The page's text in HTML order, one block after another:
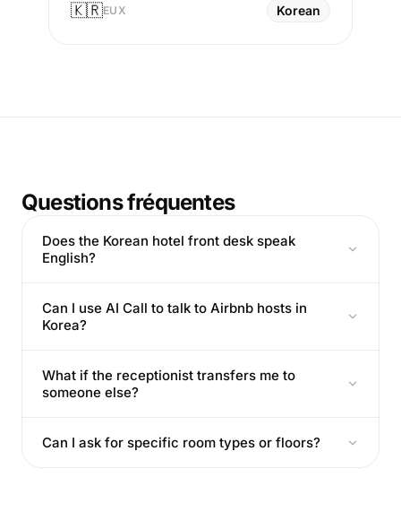
🇰🇷EUX Korean
Questions fréquentes
Does the Korean hotel front desk speak
English?
Can I use AI Call to talk to Airbnb hosts in
Korea?
What if the receptionist transfers me to
someone else?
Can I ask for specific room types or floors?